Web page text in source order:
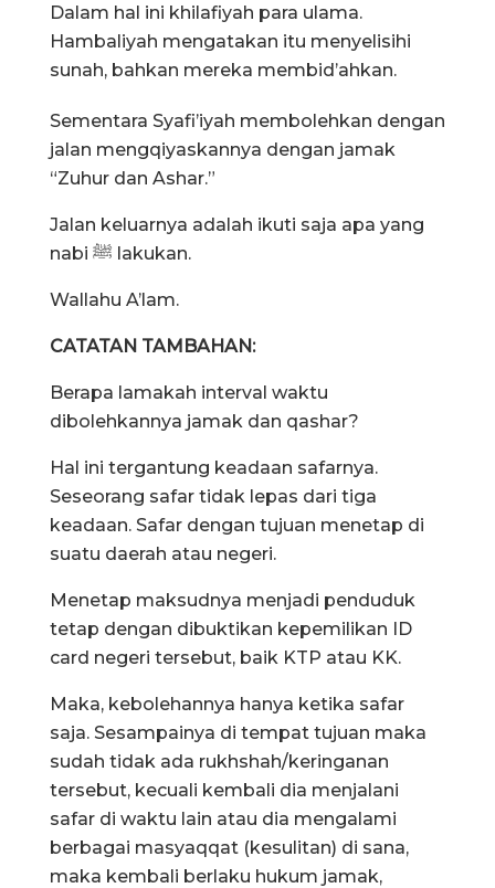
Dalam hal ini khilafiyah para ulama.
Hambaliyah mengatakan itu menyelisihi
sunah, bahkan mereka membid’ahkan.
Sementara Syafi’iyah membolehkan dengan
jalan mengqiyaskannya dengan jamak
“Zuhur dan Ashar.”
Jalan keluarnya adalah ikuti saja apa yang
nabi ﷺ lakukan.
Wallahu A’lam.
CATATAN TAMBAHAN:
Berapa lamakah interval waktu
dibolehkannya jamak dan qashar?
Hal ini tergantung keadaan safarnya.
Seseorang safar tidak lepas dari tiga
keadaan. Safar dengan tujuan menetap di
suatu daerah atau negeri.
Menetap maksudnya menjadi penduduk
tetap dengan dibuktikan kepemilikan ID
card negeri tersebut, baik KTP atau KK.
Maka, kebolehannya hanya ketika safar
saja. Sesampainya di tempat tujuan maka
sudah tidak ada rukhshah/keringanan
tersebut, kecuali kembali dia menjalani
safar di waktu lain atau dia mengalami
berbagai masyaqqat (kesulitan) di sana,
maka kembali berlaku hukum jamak,